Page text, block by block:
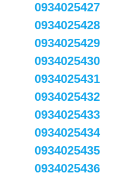
0934025427
0934025428
0934025429
0934025430
0934025431
0934025432
0934025433
0934025434
0934025435
0934025436